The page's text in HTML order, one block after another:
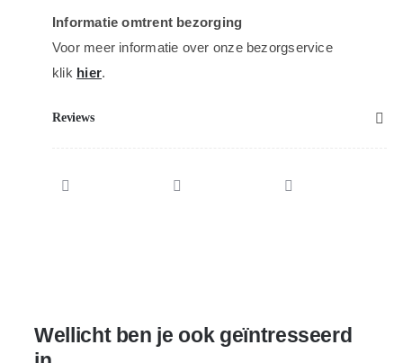
Informatie omtrent bezorging
Voor meer informatie over onze bezorgservice
klik hier.
Reviews
Wellicht ben je ook geïntresseerd